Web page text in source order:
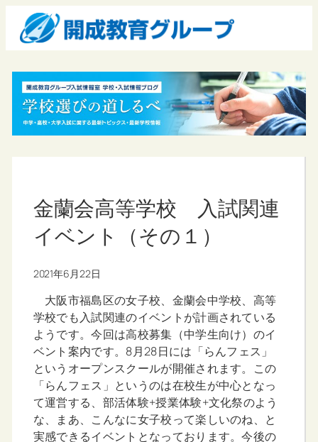
金蘭会高等学校 入試関連
イベント（その１）
2021年6月22日
大阪市福島区の女子校、金蘭会中学校、高等
学校でも入試関連のイベントが計画されている
ようです。今回は高校募集（中学生向け）のイ
ベント案内です。8月28日には「らんフェス」
というオープンスクールが開催されます。この
「らんフェス」というのは在校生が中心となっ
て運営する、部活体験+授業体験+文化祭のよう
な、まあ、こんなに女子校って楽しいのね、と
実感できるイベントとなっております。今後の